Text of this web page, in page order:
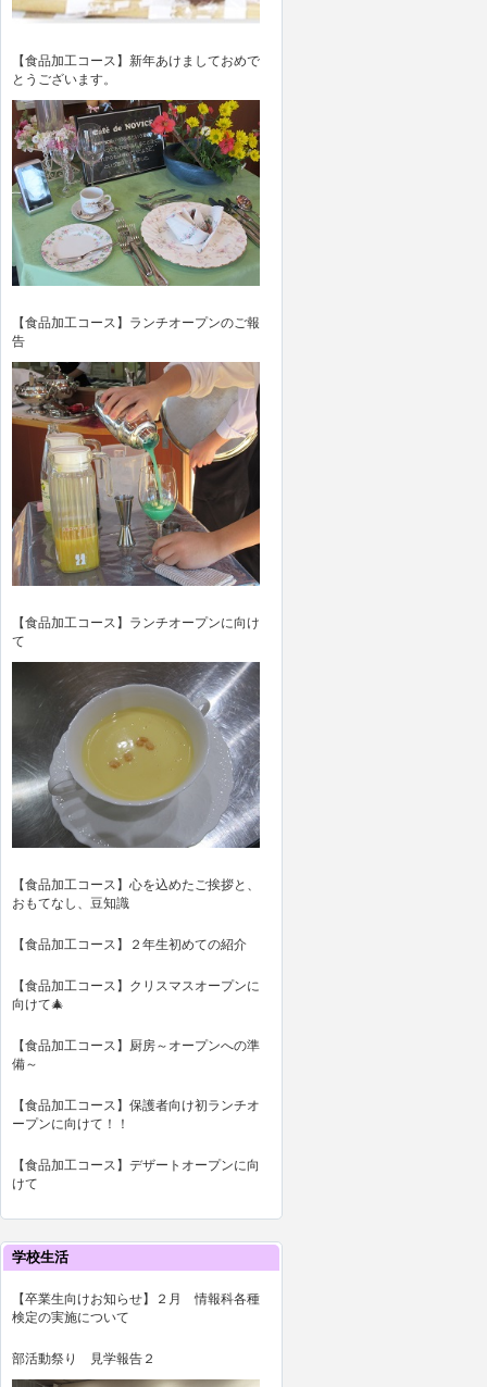
【食品加工コース】新年あけましておめで
とうございます。
【食品加工コース】ランチオープンのご報
告
【食品加工コース】ランチオープンに向け
て
【食品加工コース】心を込めたご挨拶と、
おもてなし、豆知識
【食品加工コース】２年生初めての紹介
【食品加工コース】クリスマスオープンに
向けて🎄
【食品加工コース】厨房～オープンへの準
備～
【食品加工コース】保護者向け初ランチオ
ープンに向けて！！
【食品加工コース】デザートオープンに向
けて
学校生活
【卒業生向けお知らせ】２月 情報科各種
検定の実施について
部活動祭り 見学報告２